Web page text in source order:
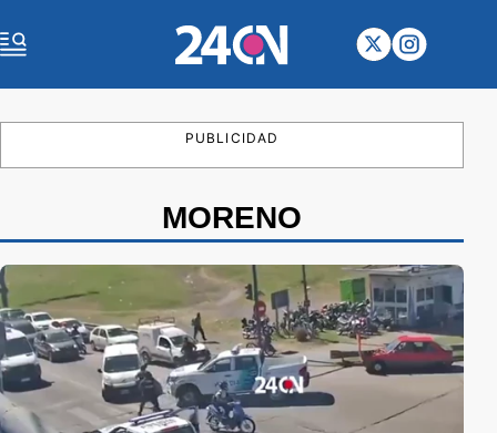
PUBLICIDAD
MORENO